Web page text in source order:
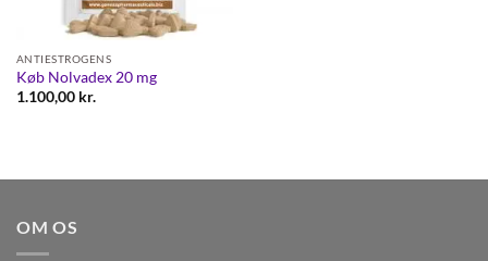
ANTIESTROGENS
Køb Nolvadex 20 mg
1.100,00 kr.
OM OS